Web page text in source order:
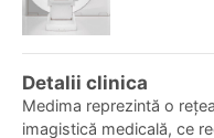
Detalii clinica
Medima reprezintă o
imagistică medicală, ce